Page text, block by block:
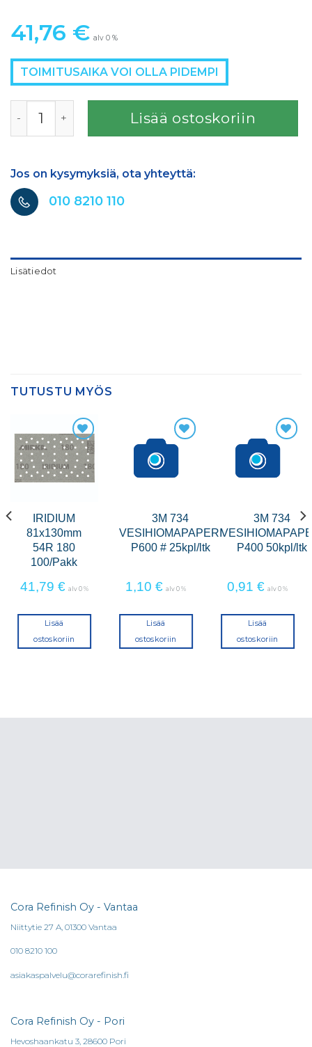
41,76 € alv 0 %
TOIMITUSAIKA VOI OLLA PIDEMPI
Lisää ostoskoriin
Jos on kysymyksiä, ota yhteyttä:
010 8210 110
Lisätiedot
TUTUSTU MYÖS
IRIDIUM
81x130mm
54R 180
100/Pakk
41,79 € alv 0 %
Lisää
ostoskoriin
3M 734
VESIHIOMAPAPERI
P600 # 25kpl/ltk
1,10€ alv 0 %
Lisää
ostoskoriin
3M 734
P400 50kpl/ltk
0,91€ alv 0 %
Lisää
ostoskoriin
Cora Refinish Oy - Vantaa
Niittytie 27 A, 01300 Vantaa
010 8210 100
asiakaspalvelu@corarefinish.fi
Cora Refinish Oy - Pori
Hevoshaankatu 3, 28600 Pori